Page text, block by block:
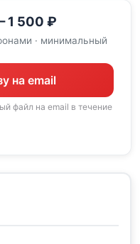
1 500 ₽
· минимальный
на email
файл на email в течение